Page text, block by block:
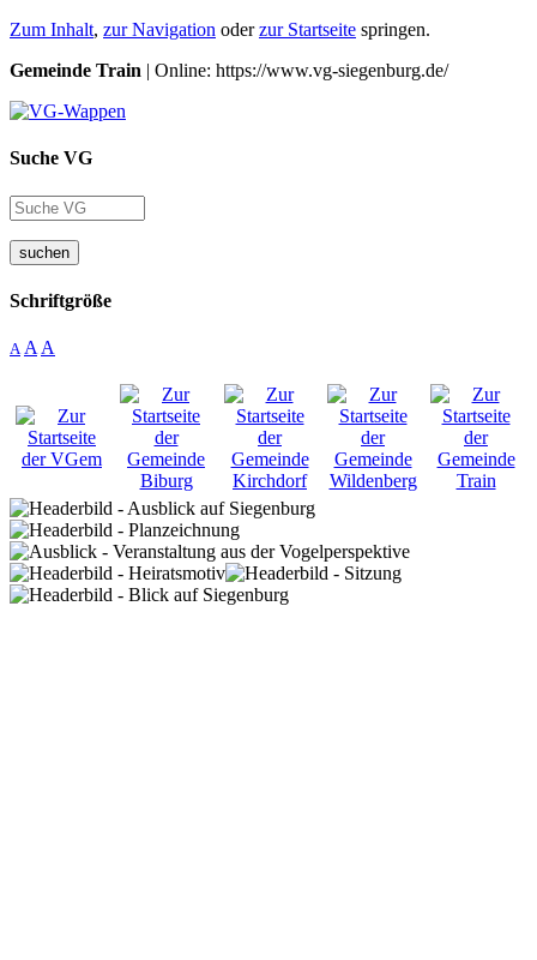
Zum Inhalt, zur Navigation oderzur Startseite springen.
Gemeinde Train | Online: https://www.vg-siegenburg.de/
Suche VG
suchen
Schriftgröße
A A A